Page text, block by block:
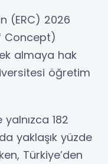
(ERC) 2026
Concept)
almaya hak
öğretim
182
yaklaşık yüzde
Türkiye’den